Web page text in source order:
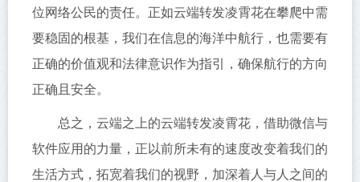
位网络公民的责任。正如云端转发凌霄花在攀爬中需
要稳固的根基，我们在信息的海洋中航行，也需要有
正确的价值观和法律意识作为指引，确保航行的方向
正确且安全。
总之，云端之上的云端转发凌霄花，借助微信与
软件应用的力量，正以前所未有的速度改变着我们的
生活方式，拓宽着我们的视野，加深着人与人之间的